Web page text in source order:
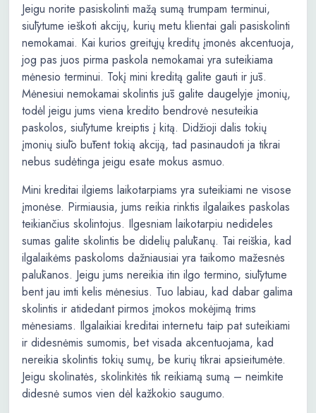
Jeigu norite pasiskolinti mažą sumą trumpam terminui,
siūlytume ieškoti akcijų, kurių metu klientai gali pasiskolinti
nemokamai. Kai kurios greitųjų kreditų įmonės akcentuoja,
jog pas juos pirma paskola nemokamai yra suteikiama
mėnesio terminui. Tokį mini kreditą galite gauti ir jūs.
Mėnesiui nemokamai skolintis jūs galite daugelyje įmonių,
todėl jeigu jums viena kredito bendrovė nesuteikia
paskolos, siūlytume kreiptis į kitą. Didžioji dalis tokių
įmonių siūlo būtent tokią akciją, tad pasinaudoti ja tikrai
nebus sudėtinga jeigu esate mokus asmuo.
Mini kreditai ilgiems laikotarpiams yra suteikiami ne visose
įmonėse. Pirmiausia, jums reikia rinktis ilgalaikes paskolas
teikiančius skolintojus. Ilgesniam laikotarpiu nedideles
sumas galite skolintis be didelių palūkanų. Tai reiškia, kad
ilgalaikėms paskoloms dažniausiai yra taikomo mažesnės
palūkanos. Jeigu jums nereikia itin ilgo termino, siūlytume
bent jau imti kelis mėnesius. Tuo labiau, kad dabar galima
skolintis ir atidedant pirmos įmokos mokėjimą trims
mėnesiams. Ilgalaikiai kreditai internetu taip pat suteikiami
ir didesnėmis sumomis, bet visada akcentuojama, kad
nereikia skolintis tokių sumų, be kurių tikrai apsieitumėte.
Jeigu skolinatės, skolinkitės tik reikiamą sumą – neimkite
didesnė sumos vien dėl kažkokio saugumo.